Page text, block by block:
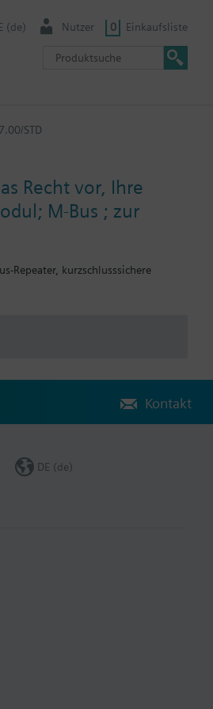
(de) Nutzer 0 Einkaufsliste
STD
Recht vor, Ihre
M-Bus ; zur
Repeater, kurzschlusssichere
Kontakt
DE (de)